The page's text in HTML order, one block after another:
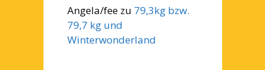
Angela/fee zu 79,3kg bzw.
79,7 kg und
Winterwonderland